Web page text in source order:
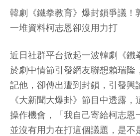
韓劇《鐵拳教育》爆封鎖爭議！
一堆資料柯志恩卻沒用力打
近日社群平台掀起一波韓劇《鐵
於劇中情節引發網友聯想賴瑞隆
記他，卻傳出遭到封鎖，引發輿
《大新聞大爆卦》節目中透露
操作機會，「我自己寄給柯志恩
並沒有用力在打這個議題，是不